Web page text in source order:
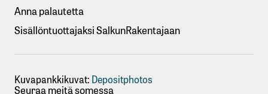
Anna palautetta
Sisällöntuottajaksi SalkunRakentajaan
Kuvapankkikuvat: Depositphotos
Seuraa meitä somessa